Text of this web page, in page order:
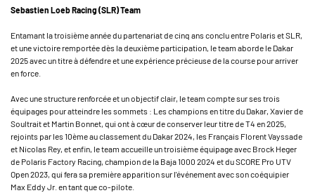
Sebastien Loeb Racing (SLR) Team
Entamant la troisième année du partenariat de cinq ans conclu entre Polaris et SLR,
et une victoire remportée dès la deuxième participation, le team aborde le Dakar
2025 avec un titre à défendre et une expérience précieuse de la course pour arriver
en force.
Avec une structure renforcée et un objectif clair, le team compte sur ses trois
équipages pour atteindre les sommets : Les champions en titre du Dakar, Xavier de
Soultrait et Martin Bonnet, qui ont à cœur de conserver leur titre de T4 en 2025,
rejoints par les 10ème au classement du Dakar 2024, les Français Florent Vayssade
et Nicolas Rey, et enfin, le team accueille un troisième équipage avec Brock Heger
de Polaris Factory Racing, champion de la Baja 1000 2024 et du SCORE Pro UTV
Open 2023, qui fera sa première apparition sur l'événement avec son coéquipier
Max Eddy Jr. en tant que co-pilote.